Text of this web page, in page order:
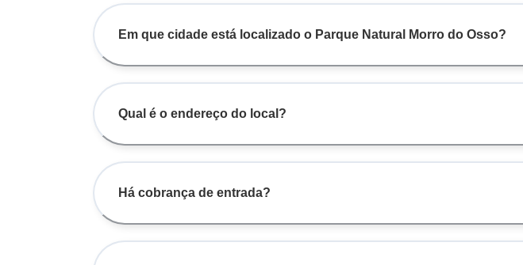
Em que cidade está localizado o Parque Natural Morro do Osso?
Qual é o endereço do local?
Há cobrança de entrada?